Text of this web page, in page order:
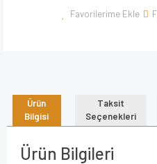
Ürün
Bilgisi
Taksit
Seçenekleri
Ürün Bilgileri